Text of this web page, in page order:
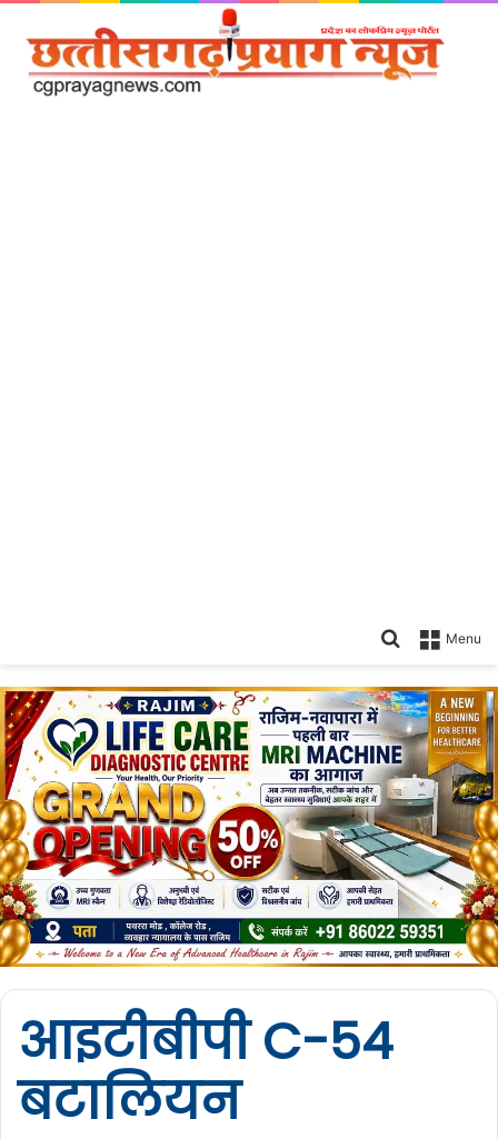
Menu
Search
आइटीबीपी C-54
बटालियन